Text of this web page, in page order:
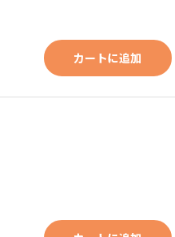
カートに追加